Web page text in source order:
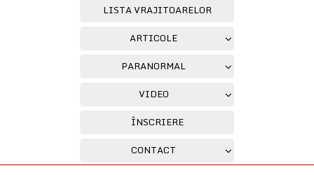
LISTA VRAJITOARELOR
ARTICOLE
PARANORMAL
VIDEO
ÎNSCRIERE
CONTACT